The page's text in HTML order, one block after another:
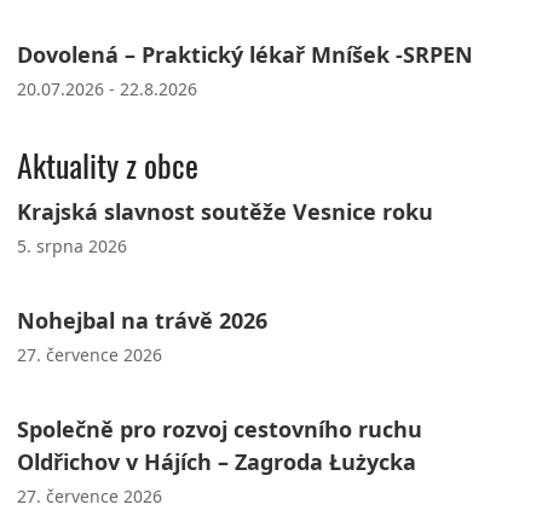
Dovolená – Praktický lékař Mníšek -SRPEN
20.07.2026 - 22.8.2026
Aktuality z obce
Krajská slavnost soutěže Vesnice roku
5. srpna 2026
Nohejbal na trávě 2026
27. července 2026
Společně pro rozvoj cestovního ruchu
Oldřichov v Hájích – Zagroda Łużycka
27. července 2026